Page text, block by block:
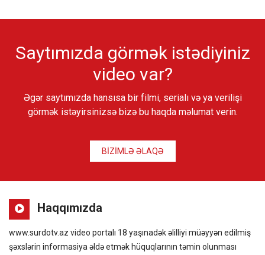
Saytımızda görmək istədiyiniz
video var?
Əgər saytımızda hansısa bir filmi, serialı və ya verilişi
görmək istəyirsinizsə bizə bu haqda məlumat verin.
BİZİMLƏ ƏLAQƏ
Haqqımızda
www.surdotv.az video portalı 18 yaşınadək əlilliyi müəyyən edilmiş
şəxslərin informasiya əldə etmək hüquqlarının təmin olunması